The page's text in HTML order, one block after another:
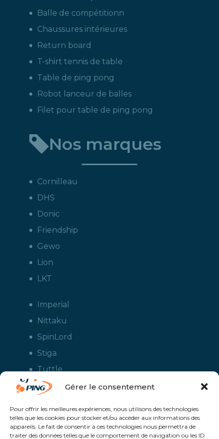
Gérer le consentement
Pour offrir les meilleures expériences, nous utilisons des technologies
telles que les cookies pour stocker et/ou accéder aux informations des
appareils. Le fait de consentir à ces technologies nous permettra de
traiter des données telles que le comportement de navigation ou les ID
Balle de compétitionn
Chaussures intérieures
Return board
T-shirt tennis de table
Table de ping pong
Robot lanceur de balles
Filet pour table de ping pong
Nos marques
Cornilleau
DHS
Donic
Friendship
Gewo
Lion
LKT
Imperial
Nittaku
SpinLord
Stiga
Tuttle
Xiom